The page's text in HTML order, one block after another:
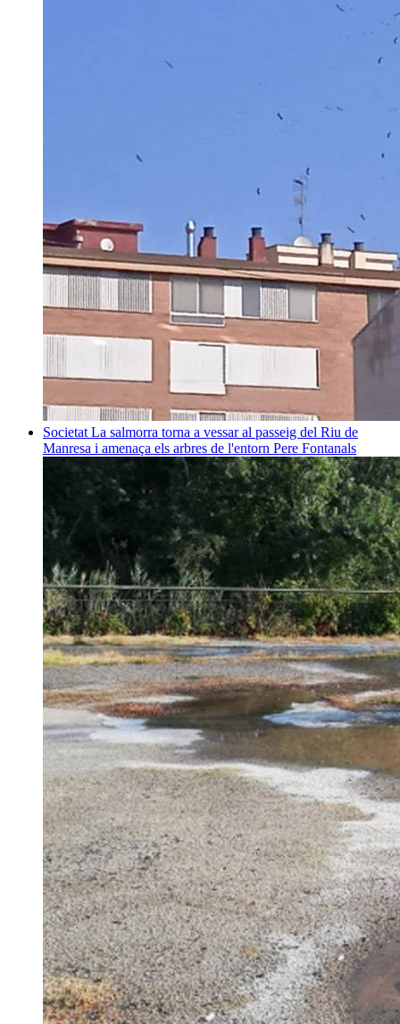
Societat La salmorra torna a vessar al passeig del Riu de
Manresa i amenaça els arbres de l'entorn Pere Fontanals